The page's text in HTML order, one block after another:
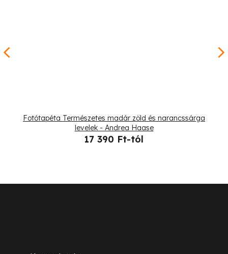
Fotótapéta Természetes madár zöld és narancssárga
levelek - Andrea Haase
17 390 Ft-tól